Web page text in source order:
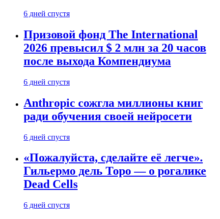
6 дней спустя
Призовой фонд The International
2026 превысил $ 2 млн за 20 часов
после выхода Компендиума
6 дней спустя
Anthropic сожгла миллионы книг
ради обучения своей нейросети
6 дней спустя
«Пожалуйста, сделайте её легче».
Гильермо дель Торо — о рогалике
Dead Cells
6 дней спустя